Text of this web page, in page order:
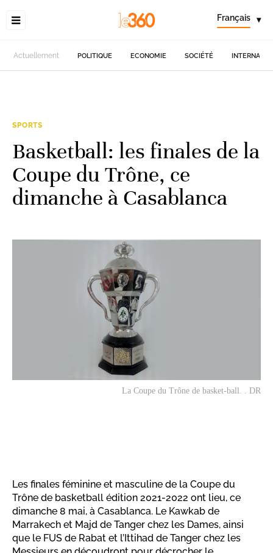
Français ▾
Actuellement POLITIQUE ECONOMIE SOCIÉTÉ
SPORTS
Basketball: les finales de la
Coupe du Trône, ce
dimanche à Casablanca
La Coupe du Trône de basket-ball. . DR
Les finales féminine et masculine de la Coupe du
Trône de basketball édition 2021-2022 ont lieu, ce
dimanche 8 mai, à Casablanca. Le Kawkab de
Marrakech et Majd de Tanger chez les Dames, ainsi
que le FUS de Rabat et l’Ittihad de Tanger chez les